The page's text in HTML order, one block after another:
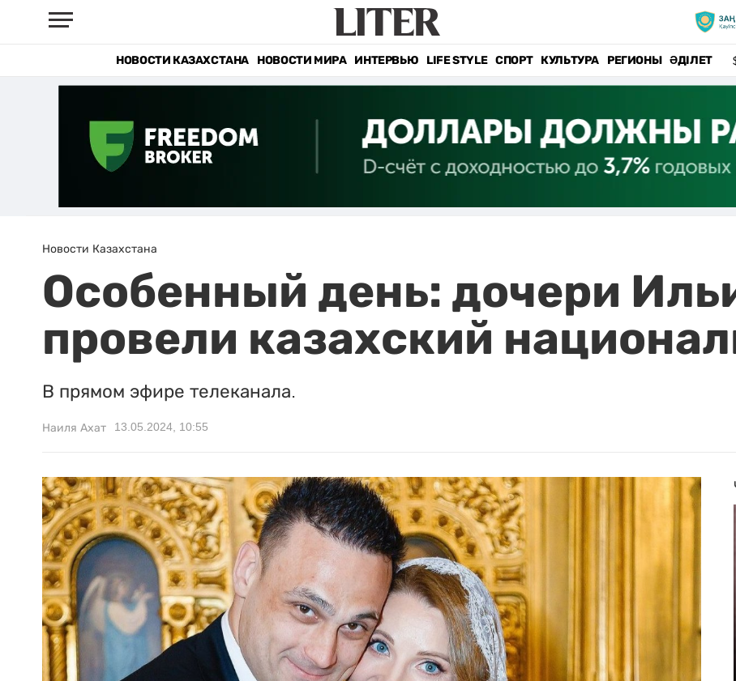
НОВОСТИ КАЗАХСТАНА НОВОСТИ МИРА ИНТЕРВЬЮ LIFE STYLE СПОРТ КУЛЬТУРА РЕГИОНЫ ӘДІЛЕТ
Новости Казахстана
Особенный день: дочери
провели казахский
В прямом эфире телеканала.
Наиля Ахат 13.05.2024, 10:55